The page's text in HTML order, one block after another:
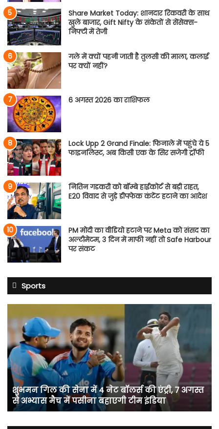
Share Market Today: शानदार रिकवरी के साथ
खुले बाजार, Gift Nifty के संकेतों से सेंसेक्स-
निफ्टी में तेजी
गले में क्यों पहनी जाती है तुलसी की माला, कलाई
पर क्यों नहीं?
6 अगस्त 2026 का राशिफल
Lock Upp 2 Grand Finale: फिनाले में पहुंचे ये 5
फाइनलिस्ट, अब किसी एक के सिर सजेगी ट्रॉफी
नितिन गडकरी को बॉम्बे हाईकोर्ट से बड़ी राहत,
E20 विवाद से जुड़े डीपफेक कंटेंट हटाने का आदेश
PM मोदी का वीडियो हटाने पर Meta को संसद का
अल्टीमेटम, 3 दिन में माफी नहीं तो Safe Harbour
पर संकट
Sports
गिल
की
में
4
नेट
बॉलर्स
की
एंट्री,
7
शुभमन गिल की सेना में 4 नेट बॉलर्स की एंट्री, 7 अगस्त
से अभ्यास मैच में पसीना बहाएगी टीम इंडिया